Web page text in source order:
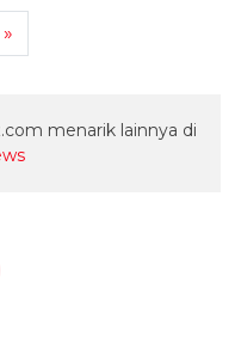
»
menarik lainnya di